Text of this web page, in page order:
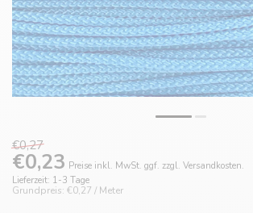
€0,27
€0,23 Preise inkl. MwSt. ggf. zzgl. Versandkosten.
Lieferzeit: 1-3 Tage
Grundpreis: €0,27 / Meter